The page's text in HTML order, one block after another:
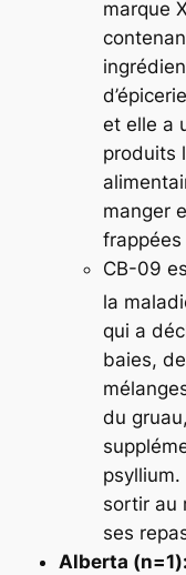
marque
et elle a
produits
manger
CB-09
la
qui a
baies,
du
sortir au
ses
Alberta (n=1):